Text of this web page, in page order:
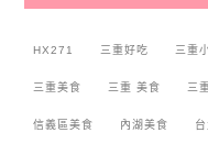
HX271 三重好吃 三重
三重美食 三重 美食 三
信義區美食 內湖美食